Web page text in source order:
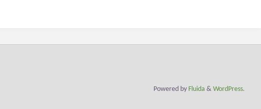
Powered by Fluida & WordPress.